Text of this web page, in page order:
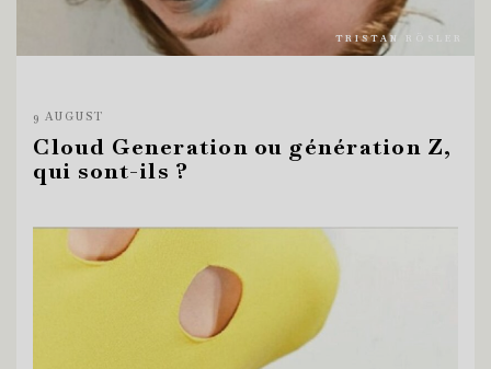
TRISTAN RÖSLER
9 AUGUST
Cloud Generation ou génération Z,
qui sont-ils ?